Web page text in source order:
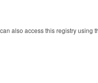
also access this registry using